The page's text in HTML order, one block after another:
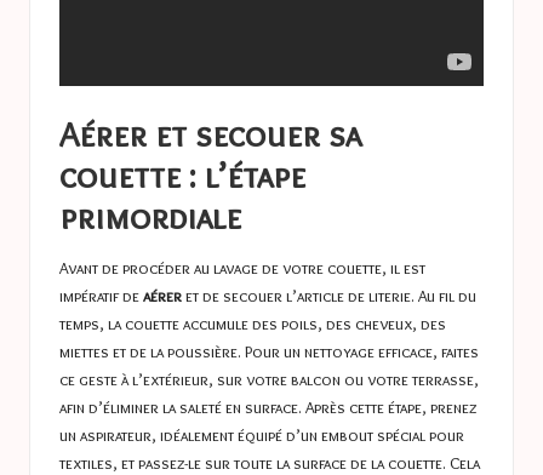
Aérer et secouer sa
couette : l’étape
primordiale
Avant de procéder au lavage de votre couette, il est
impératif deaéreret de secouer l’article de literie. Au fil du
temps, la couette accumule des poils, des cheveux, des
miettes et de la poussière. Pour un nettoyage efficace, faites
ce geste à l’extérieur, sur votre balcon ou votre terrasse,
afin d’éliminer la saleté en surface. Après cette étape, prenez
un aspirateur, idéalement équipé d’un embout spécial pour
textiles, et passez-le sur toute la surface de la couette. Cela